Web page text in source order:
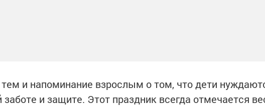
и напоминание взрослым о том, что дети
заботе и защите. Этот праздник всегда отмечается